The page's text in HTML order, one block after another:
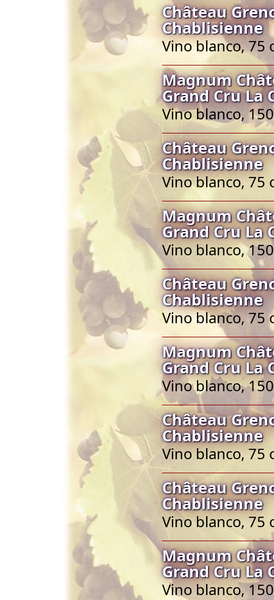
Château
Chablisienne
Vino blanco, 75
Magnum
Grand Cru La
Vino blanco,
Château
Chablisienne
Vino blanco, 75
Magnum
Grand Cru La
Vino blanco,
Château
Chablisienne
Vino blanco, 75
Magnum
Grand Cru La
Vino blanco,
Château
Chablisienne
Vino blanco, 75
Château
Chablisienne
Vino blanco, 75
Magnum
Grand Cru La
Vino blanco,